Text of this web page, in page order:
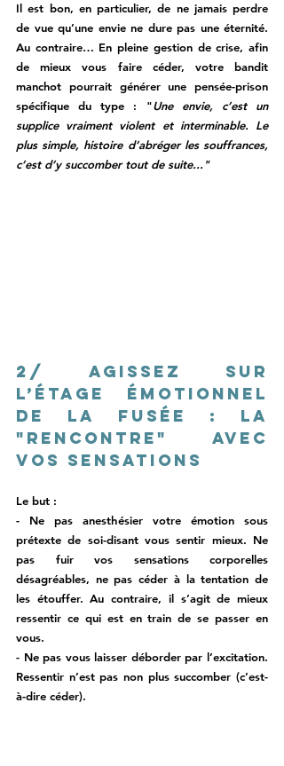
Il est bon, en particulier, de ne jamais perdre
de vue qu’une envie ne dure pas une éternité.
Au contraire… En pleine gestion de crise, afin
de mieux vous faire céder, votre bandit
manchot pourrait générer une pensée-prison
spécifique du type : "Une envie, c’est un
supplice vraiment violent et interminable. Le
plus simple, histoire d’abréger les souffrances,
c’est d’y succomber tout de suite..."
2/ Agissez sur
l’étage émotionnel
de la fusée : la
"rencontre" avec
vos sensations
Le but :
- Ne pas anesthésier votre émotion sous
prétexte de soi-disant vous sentir mieux. Ne
pas fuir vos sensations corporelles
désagréables, ne pas céder à la tentation de
les étouffer. Au contraire, il s’agit de mieux
ressentir ce qui est en train de se passer en
vous.
- Ne pas vous laisser déborder par l’excitation.
Ressentir n’est pas non plus succomber (c’est-
à-dire céder).